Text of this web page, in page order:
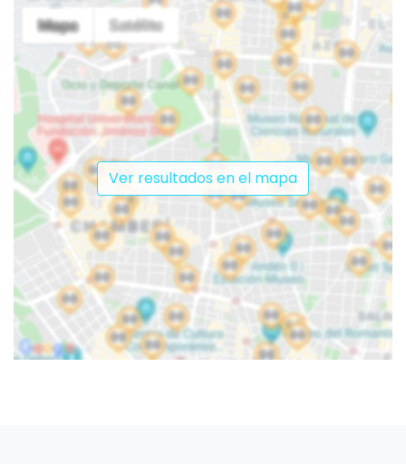
Ver resultados en el mapa